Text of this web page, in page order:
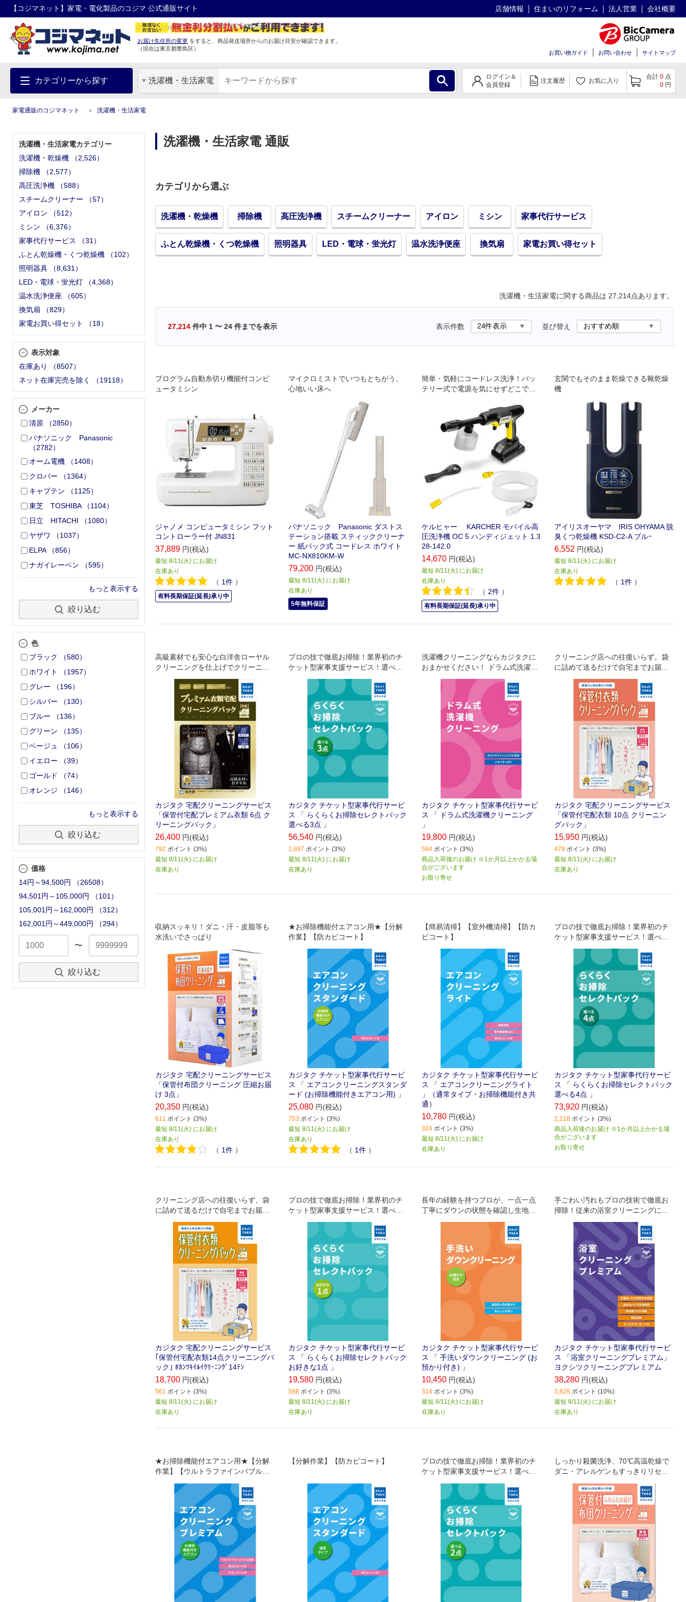
【コジマネット】家電・電化製品のコジマ 公式通販サイト 店舗情報 住まいのリフォーム 法人営業 会社概要
お届け先住所の変更 をすると、商品発送場所からのお届け目安が確認できます。
（現在は東京都豊島区）
お買い物ガイド お問い合わせ サイトマップ
カテゴリーから探す 洗濯機・生活家電
ログイン＆
会員登録
注文履歴 お気に入り
合計 0 点
0 円
家電通販のコジマネット 洗濯機・生活家電
洗濯機・生活家電カテゴリー
洗濯機・乾燥機
（2,526）
掃除機
（2,577）
高圧洗浄機
（588）
スチームクリーナー
（57）
アイロン
（512）
ミシン
（6,376）
家事代行サービス
（31 ）
ふとん乾燥機・くつ乾燥機
（102）
照明器具
（8,631 ）
LED・電球・蛍光灯
（4,368）
温水洗浄便座
（605）
換気扇
（829）
家電お買い得セット
（18）
表示対象
在庫あり
（8507）
ネット在庫完売を除く
（19118）
メーカー
清原
（2850）
パナソニック Panasonic
（2782）
オーム電機
（1408）
クロバー
（1364）
キャプテン
（1125）
東芝 TOSHIBA
（1104）
日立 HITACHI
（1080）
ヤザワ
（1037）
ELPA
（856）
ナガイレーベン
（595）
もっと表示する
絞り込む
色
ブラック
（580）
ホワイト
（1957）
グレー
（196）
シルバー
（130）
ブルー
（136）
グリーン
（135）
ベージュ
（106）
イエロー
（39）
ゴールド
（74）
オレンジ
（146）
もっと表示する
絞り込む
価格
14円～94,500円
（26508）
94,501円～105,000円
（101 ）
105,001円～162,000円
（312）
162,001円～449,000円
（294）
〜
絞り込む
洗濯機・生活家電 通販
カテゴリから選ぶ
洗濯機・乾燥機 掃除機 高圧洗浄機 スチームクリーナー アイロン ミシン 家事代行サービス
ふとん乾燥機・くつ乾燥機 照明器具 LED・電球・蛍光灯 温水洗浄便座 換気扇 家電お買い得セット
洗濯機・生活家電に関する商品は 27,214点あります。
27,214 件中 1 〜 24 件までを表示 表示件数 並び替え
プログラム自動糸切り機能付コンピ
ュータミシン
ジャノメ コンピュータミシン フット
コントローラー付 JN831
37,889 円(税込)
最短 8/11(火) にお届け
在庫あり
（ 1件 ）
有料長期保証(延長)承り中
マイクロミストでいつもとちがう、
心地いい床へ
パナソニック Panasonic ダストス
テーション搭載 スティッククリーナ
ー 紙パック式 コードレス ホワイト
MC-NX810KM-W
79,200 円(税込)
最短 8/11(火) にお届け
在庫あり
5年無料保証
簡単・気軽にコードレス洗浄！バッ
テリー式で電源を気にせずどこでも
ケルヒャー KARCHER モバイル高
圧洗浄機 OC 5 ハンディジェット 1.3
28-142.0
14,670 円(税込)
最短 8/11(火) にお届け
在庫あり
（ 2件 ）
有料長期保証(延長)承り中
玄関でもそのまま乾燥できる靴乾燥
機
アイリスオーヤマ IRIS OHYAMA 脱
臭くつ乾燥機 KSD-C2-A ブルｰ
6,552 円(税込)
最短 8/11(火) にお届け
在庫あり
（ 1件 ）
高級素材でも安心な白洋舎ローヤル
クリーニングを仕上げでクリーニン
グ＆ファッションケア。
カジタク 宅配クリーニングサービス
「保管付宅配プレミアム衣類 6点 ク
リーニングパック」
26,400 円(税込)
792 ポイント (3%)
最短 8/11(火) にお届け
在庫あり
プロの技で徹底お掃除！業界初のチ
ケット型家事支援サービス！選べる
お掃除チケット！ エアコンスタンダ
ード(通常タイプ)・キッチン・レン
ジフード・浴室・トイレ＆洗面所か
らお好きな3点を選んでお掃除予約が
できます！
カジタク チケット型家事代行サービ
ス 「 らくらくお掃除セレクトパック
選べる3点 」
56,540 円(税込)
1,697 ポイント (3%)
最短 8/11(火) にお届け
在庫あり
洗濯機クリーニングならカジタクに
おまかせください！ ドラム式洗濯機
を徹底洗浄！ つけ置洗浄で細菌数の
減少、除菌効果あり！
カジタク チケット型家事代行サービ
ス 「 ドラム式洗濯機クリーニング
」
19,800 円(税込)
594 ポイント (3%)
商品入荷後のお届け ※1か月以上かかる場
合がございます
お取り寄せ
クリーニング店への往復いらず。袋
に詰めて送るだけで自宅までお届け
もしてくれる宅配クリーニング＆保
カジタク 宅配クリーニングサービス
「保管付宅配衣類 10点 クリーニン
グパック」
15,950 円(税込)
479 ポイント (3%)
最短 8/11(火) にお届け
在庫あり
収納スッキリ！ダニ・汗・皮脂等も
水洗いでさっぱり
カジタク 宅配クリーニングサービス
「保管付布団クリーニング 圧縮お届
け 3点」
20,350 円(税込)
611 ポイント (3%)
最短 8/11(火) にお届け
在庫あり
（ 1件 ）
★お掃除機能付エアコン用★【分解
作業】【防カビコート】
カジタク チケット型家事代行サービ
ス 「 エアコンクリーニングスタンダ
ード (お掃除機能付きエアコン用) 」
25,080 円(税込)
753 ポイント (3%)
最短 8/11(火) にお届け
在庫あり
（ 1件 ）
【簡易清掃】【室外機清掃】【防カ
ビコート】
カジタク チケット型家事代行サービ
ス 「 エアコンクリーニングライト
」（通常タイプ・お掃除機能付き共
通）
10,780 円(税込)
324 ポイント (3%)
最短 8/11(火) にお届け
在庫あり
プロの技で徹底お掃除！業界初のチ
ケット型家事支援サービス！選べる
お掃除チケット！ エアコンスタンダ
ード(通常タイプ)・キッチン・レン
ジフード・浴室・トイレ＆洗面所か
らお好きな4点を選んでお掃除予約が
できます！
カジタク チケット型家事代行サービ
ス 「 らくらくお掃除セレクトパック
選べる4点 」
73,920 円(税込)
2,218 ポイント (3%)
商品入荷後のお届け ※1か月以上かかる場
合がございます
お取り寄せ
クリーニング店への往復いらず。袋
に詰めて送るだけで自宅までお届け
もしてくれる宅配クリーニング＆保
管サービス。
カジタク 宅配クリーニングサービス
｢保管付宅配衣類14点クリーニングパ
ック｣ ﾎｶﾝﾂｷｲﾙｲｸﾘｰﾆﾝｸﾞ14ﾃﾝ
18,700 円(税込)
561 ポイント (3%)
最短 8/11(火) にお届け
在庫あり
プロの技で徹底お掃除！業界初のチ
ケット型家事支援サービス！選べる
お掃除チケット！ エアコンスタンダ
ード(通常タイプ)・キッチン・レン
ジフード・浴室からお好きな1点を選
んでお掃除予約ができます！
カジタク チケット型家事代行サービ
ス 「 らくらくお掃除セレクトパック
お好きな1点 」
19,580 円(税込)
588 ポイント (3%)
最短 8/11(火) にお届け
在庫あり
長年の経験を持つプロが、一点一点
丁寧にダウンの状態を確認し生地や
羽毛への負担を抑えながら仕上げま
カジタク チケット型家事代行サービ
ス 「 手洗いダウンクリーニング (お
預かり付き) 」
10,450 円(税込)
314 ポイント (3%)
最短 8/11(火) にお届け
在庫あり
手ごわい汚れもプロの技術で徹底お
掃除！従来の浴室クリーニングに、
気になるお掃除箇所を追加したプレ
ミアムセットプラン！！
カジタク チケット型家事代行サービ
ス 「浴室クリーニングプレミアム」
ヨクシツクリーニングプレミアム
38,280 円(税込)
3,828 ポイント (10%)
最短 8/11(火) にお届け
在庫あり
★お掃除機能付エアコン用★【分解
作業】【ウルトラファインバブル洗
浄】【防カビコート】【チタンコー
【分解作業】【防カビコート】
プロの技で徹底お掃除！業界初のチ
ケット型家事支援サービス！選べる
お掃除チケット！ エアコンスタンダ
ード(通常タイプ)・キッチン・レン
ジフード・浴室・トイレ＆洗面所か
らお好きな2点を選んでお掃除予約が
できます！
しっかり殺菌洗浄、70℃高温乾燥で
ダニ・アレルゲンもすっきりリセッ